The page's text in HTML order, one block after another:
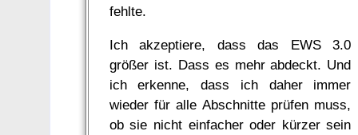
fehlte.
Ich akzeptiere, dass das EWS 3.0
größer ist. Dass es mehr abdeckt. Und
ich erkenne, dass ich daher immer
wieder für alle Abschnitte prüfen muss,
ob sie nicht einfacher oder kürzer sein